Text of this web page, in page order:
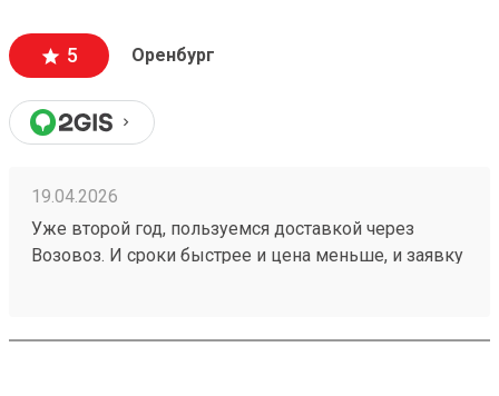
5 Оренбург
19.04.2026
Уже второй год, пользуемся доставкой через
Возовоз. И сроки быстрее и цена меньше, и заявку
№260273617. И девочки на звонки отвечают в